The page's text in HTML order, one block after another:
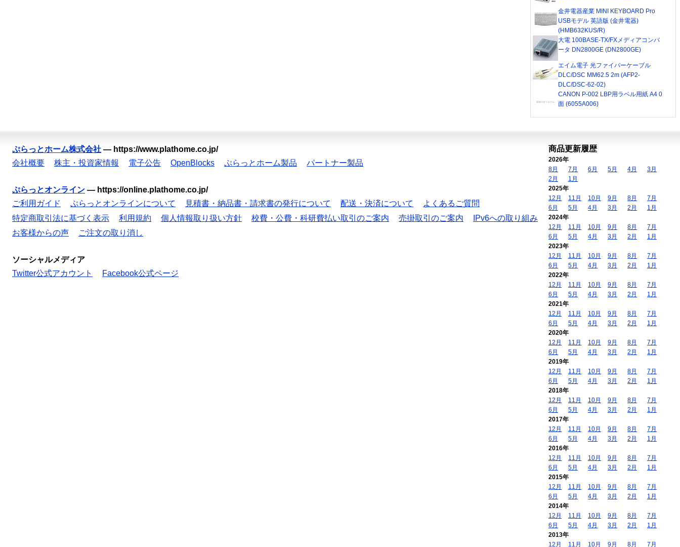
金井電器産業 MINI KEYBOARD Pro
USBモデル 英語版 (金井電器)
(HMB632KUS/R)
大電 100BASE-TX/FXメディアコンバ
ータ DN2800GE (DN2800GE)
エイム電子 光ファイバーケーブル
DLC/DSC MM62.5 2m (AFP2-
DLC/DSC-62-02)
CANON P-002 LBP用ラベル用紙 A4 0
面 (6055A006)
ぷらっとホーム株式会社 — https://www.plathome.co.jp/
会社概要
株主・投資家情報 電子公告 OpenBlocks ぷらっとホーム製品 パートナー製品
ぷらっとオンライン — https://online.plathome.co.jp/
ご利用ガイド
ぷらっとオンラインについて 見積書・納品書・請求書の発行について 配送・決済について
よくあるご質問
特定商取引法に基づく表示
利用規約 個人情報取り扱い方針 校費・公費・科研費払い取引のご案内 売掛取引のご案内
IPv6への取り組み
お客様からの声
ご注文の取り消し
ソーシャルメディア
Twitter公式アカウント
Facebook公式ページ
商品更新履歴
2026年
8月
7月 6月 5月 4月
3月
2月
1月
2025年
12月
11月 10月 9月 8月
7月
6月
5月 4月 3月 2月
1月
2024年
12月
11月 10月 9月 8月
7月
6月
5月 4月 3月 2月
1月
2023年
12月
11月 10月 9月 8月
7月
6月
5月 4月 3月 2月
1月
2022年
12月
11月 10月 9月 8月
7月
6月
5月 4月 3月 2月
1月
2021年
12月
11月 10月 9月 8月
7月
6月
5月 4月 3月 2月
1月
2020年
12月
11月 10月 9月 8月
7月
6月
5月 4月 3月 2月
1月
2019年
12月
11月 10月 9月 8月
7月
6月
5月 4月 3月 2月
1月
2018年
12月
11月 10月 9月 8月
7月
6月
5月 4月 3月 2月
1月
2017年
12月
11月 10月 9月 8月
7月
6月
5月 4月 3月 2月
1月
2016年
12月
11月 10月 9月 8月
7月
6月
5月 4月 3月 2月
1月
2015年
12月
11月 10月 9月 8月
7月
6月
5月 4月 3月 2月
1月
2014年
12月
11月 10月 9月 8月
7月
6月
5月 4月 3月 2月
1月
2013年
12月
11月 10月 9月 8月 7月